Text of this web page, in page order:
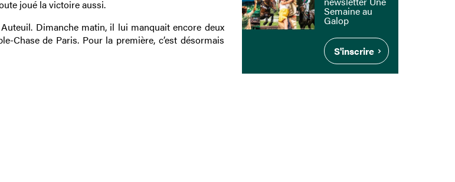
joué la victoire aussi.
Dimanche matin, il lui manquait encore deux
Chase de Paris. Pour la première, c’est désormais
Semaine au
Galop
S'inscrire